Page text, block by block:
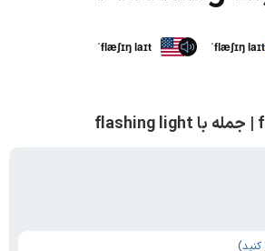
ˈflæʃɪŋ laɪt ˈflæʃɪŋ laɪt